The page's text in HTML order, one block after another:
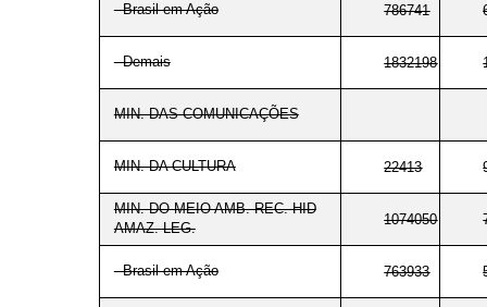
- Brasil em Ação 786741
- Demais 1832198
MIN. DAS COMUNICAÇÕES
MIN. DA CULTURA 22413
MIN. DO MEIO AMB. REC. HID
AMAZ. LEG.
1074050
- Brasil em Ação 763933